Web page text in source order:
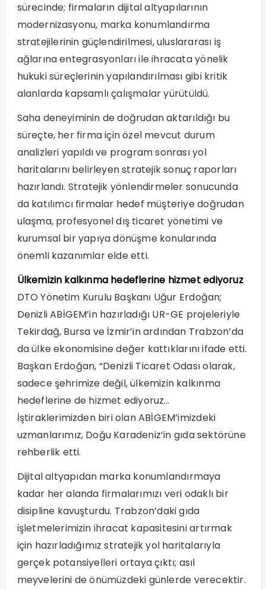
sürecinde; firmaların dijital altyapılarının
modernizasyonu, marka konumlandırma
stratejilerinin güçlendirilmesi, uluslararası iş
ağlarına entegrasyonları ile ihracata yönelik
hukuki süreçlerinin yapılandırılması gibi kritik
alanlarda kapsamlı çalışmalar yürütüldü.
Saha deneyiminin de doğrudan aktarıldığı bu
süreçte, her firma için özel mevcut durum
analizleri yapıldı ve program sonrası yol
haritalarını belirleyen stratejik sonuç raporları
hazırlandı. Stratejik yönlendirmeler sonucunda
da katılımcı firmalar hedef müşteriye doğrudan
ulaşma, profesyonel dış ticaret yönetimi ve
kurumsal bir yapıya dönüşme konularında
önemli kazanımlar elde etti.
Ülkemizin kalkınma hedeflerine hizmet ediyoruz
DTO Yönetim Kurulu Başkanı Uğur Erdoğan;
Denizli ABİGEM’in hazırladığı UR-GE projeleriyle
Tekirdağ, Bursa ve İzmir’in ardından Trabzon’da
da ülke ekonomisine değer kattıklarını ifade etti.
Başkan Erdoğan, “Denizli Ticaret Odası olarak,
sadece şehrimize değil, ülkemizin kalkınma
hedeflerine de hizmet ediyoruz…
İştiraklerimizden biri olan ABİGEM’imizdeki
uzmanlarımız, Doğu Karadeniz’in gıda sektörüne
rehberlik etti.
Dijital altyapıdan marka konumlandırmaya
kadar her alanda firmalarımızı veri odaklı bir
disipline kavuşturdu. Trabzon’daki gıda
işletmelerimizin ihracat kapasitesini artırmak
için hazırladığımız stratejik yol haritalarıyla
gerçek potansiyelleri ortaya çıktı; asıl
meyvelerini de önümüzdeki günlerde verecektir.